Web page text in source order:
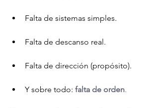
Falta de sistemas simples.
Falta de descanso real.
Falta de dirección (propósito).
Y sobre todo: falta de orden.